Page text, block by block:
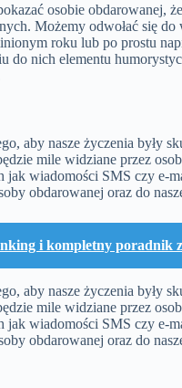
osobie obdarowanej,
Możemy odwołać się do
roku lub po prostu
do nich elementu
aby nasze życzenia były
mile widziane przez
wiadomości SMS czy e-
obdarowanej oraz do
i kompletny poradnik
aby nasze życzenia były
mile widziane przez
wiadomości SMS czy e-
obdarowanej oraz do